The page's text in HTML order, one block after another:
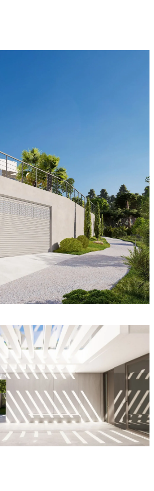
Casa Alpino | 405 м²
Крым, г. Алушта, c. Семидворье
Cembalo | 459 м²
Крым, г. Севастополь, СТ "Фиолент"
Villa Kutar | 193 м²
Крым, г. Севастополь, c. Тыловое
Arktur | 400 м²
Крым, г. Алушта, п. Семидворье